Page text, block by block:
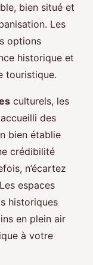
bien situé et
Les
options
historique et
touristique.
culturels, les
des
bien établie
crédibilité
n’écartez
espaces
historiques
en plein air
à votre